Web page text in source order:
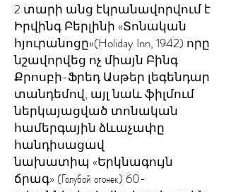
2 տարի անց էկրանավորվում է
Իրվինգ Բերլինի «Տոնական
հյուրանոցը»(Holiday Inn, 1942) որը
նշավորվեց ոչ միայն Բինգ
Քրոսբի-Ֆրեդ Ասթեր լեգենդար
տանդեմով, այլ նաև ֆիլմում
ներկայացված տոնական
համերգային ձևաչափը
հանդիսացավ
նախատիպ «Երկնագույն
ճրագ» (Голубой огонек) 60-